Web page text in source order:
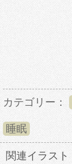
カテゴリー：
睡眠
関連イラスト